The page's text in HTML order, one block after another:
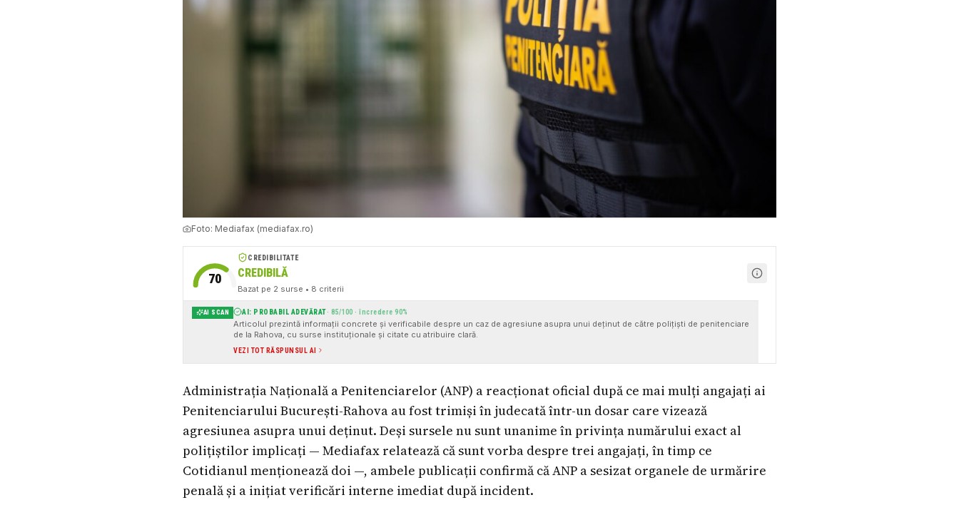
Foto: Mediafax (mediafax.ro)
70
CREDIBILITATE
CREDIBILĂ
Bazat pe 2 surse • 8 criterii
AI SCAN AI: PROBABIL ADEVĂRAT· 85/100 · încredere90%
Articolul prezintă informații concrete și verificabile despre un caz de agresiune asupra unui deținut de către polițiști de penitenciare
de la Rahova, cu surse instituționale și citate cu atribuire clară.
VEZI TOT RĂSPUNSUL AI
Administrația Națională a Penitenciarelor (ANP) a reacționat oficial după ce mai mulți angajați ai
Penitenciarului București-Rahova au fost trimiși în judecată într-un dosar care vizează
agresiunea asupra unui deținut. Deși sursele nu sunt unanime în privința numărului exact al
polițiștilor implicați — Mediafax relatează că sunt vorba despre trei angajați, în timp ce
Cotidianul menționează doi —, ambele publicații confirmă că ANP a sesizat organele de urmărire
penală și a inițiat verificări interne imediat după incident.